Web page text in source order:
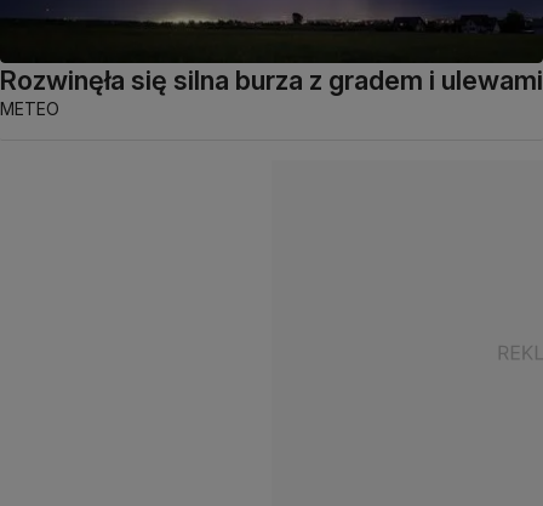
Rozwinęła się silna burza z gradem i ulewami
METEO